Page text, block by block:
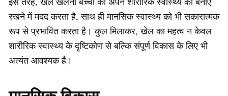
रखने में मदद करता है, साथ ही मानसिक स्वास्थ्य को भी सकारात्मक
रूप से प्रभावित करता है। कुल मिलाकर, खेल का महत्व न केवल
शारीरिक स्वास्थ्य के दृष्टिकोण से बल्कि संपूर्ण विकास के लिए भी
अत्यंत आवश्यक है।